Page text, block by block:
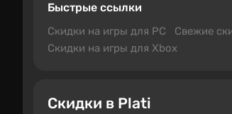
Быстрые ссылки
Скидки на игры для PC Свежие
Скидки на игры для Xbox
Скидки в Plati